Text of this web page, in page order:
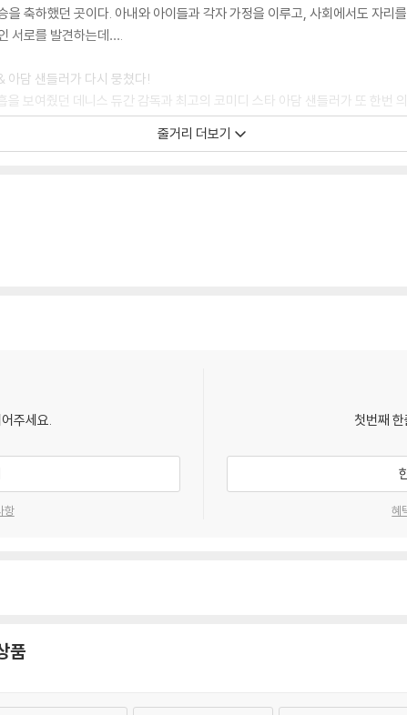
을 축하했던 곳이다. 아내와 아이들과 각자 가정을 이루고, 사회에서도 자리
서로를 발견하는데….
아담 샌들러가 다시 뭉쳤다!
보여줬던 데니스 듀간 감독과 최고의 코미디 스타 아담 샌들러가 또 한번
그린 작품이다. 무엇보다 화려한 캐스트를 자랑하는 이 작품에는 아담 샌
, '폴 블라트- 몰 캅'의 케빈 제임스, '프리다'의 셀마 헤이엑, '판타스틱 소녀
연기, 우아한 검은 드레스를 입고 엉뚱한 폭소를 일으키는 셀마 헤이엑 등
하며 아담 샌들러의 실제 부인과 딸은 극중 타디오의 아내와 딸로 깜짝 출연
장감까지 주는 작품. 이들과 함께 웃고 떠들고 즐기다 보면 어느새 보는 관객
되었으며 총 흥행 수익 1억 6천만 달러를 돌파했다.
줄거리 더보기
주세요.
항
첫번째
혜
품